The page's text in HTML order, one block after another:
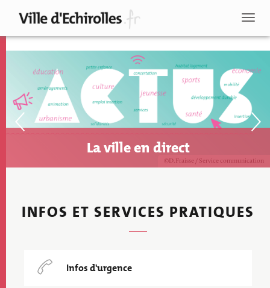
principal
Copyright
D.Fraisse / Service communication
La ville en direct
INFOS ET SERVICES PRATIQUES
Infos d'urgence